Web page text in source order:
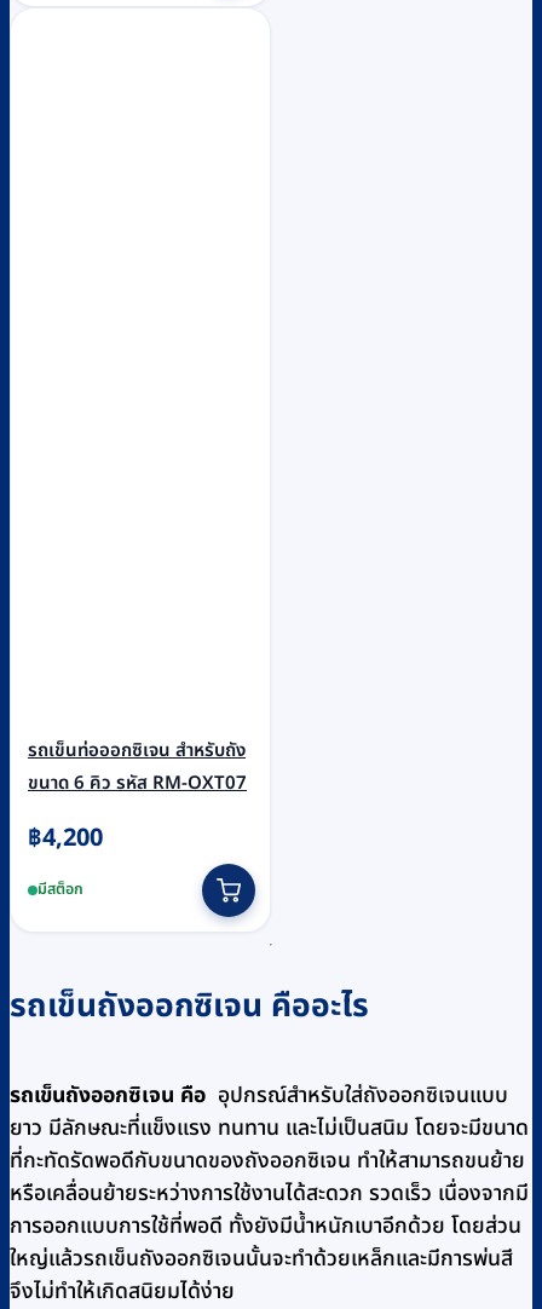
รถเข็นท่อออกซิเจน สำหรับถัง
ขนาด 6 คิว รหัส RM-OXT07
฿4,200
มีสต็อก
รถเข็นถังออกซิเจน คืออะไร
รถเข็นถังออกซิเจน คือ อุปกรณ์สำหรับใส่ถังออกซิเจนแบบ
ยาว มีลักษณะที่แข็งแรง ทนทาน และไม่เป็นสนิม โดยจะมีขนาด
ที่กะทัดรัดพอดีกับขนาดของถังออกซิเจน ทำให้สามารถขนย้าย
หรือเคลื่อนย้ายระหว่างการใช้งานได้สะดวก รวดเร็ว เนื่องจากมี
การออกแบบการใช้ที่พอดี ทั้งยังมีน้ำหนักเบาอีกด้วย โดยส่วน
ใหญ่แล้วรถเข็นถังออกซิเจนนั้นจะทำด้วยเหล็กและมีการพ่นสี
จึงไม่ทำให้เกิดสนิยมได้ง่าย